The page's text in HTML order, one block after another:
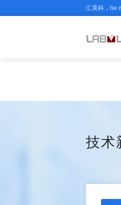
汇美科，he
技术